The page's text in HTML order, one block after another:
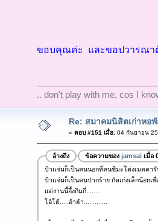
ขอบคุณค่ะ และขอปวารณาตั
.. don't play with me, cos I
Re: สมาคมนิสิตเก่าหอ
« ตอบ #151 เมื่อ:04 กันยายน
อ้างถึง ข้อความของ jamsaiเมื่อ
ป้าแจ่มก็เป็นคนนอกที่คนซีมะโด่งเมตตารั
ป้าแจ่มก็เป็นคนปากร้าย กัดเก่งเล็กน้อยเ
แต่งานนี้อึ้งกิมกี่........
โอ้โฮ้.....อ้าฮ้า.............